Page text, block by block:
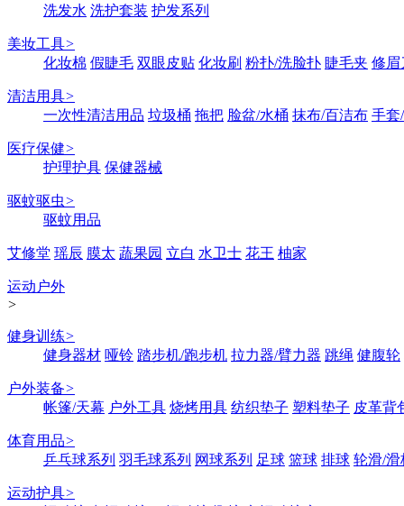
洗发水 洗护套装 护发系列
美妆工具>
化妆棉 假睫毛 双眼皮贴 化妆刷 粉扑/洗脸扑 睫毛夹 修眉
清洁用具>
一次性清洁用品 垃圾桶 拖把 脸盆/水桶 抹布/百洁布 手套
医疗保健>
护理护具 保健器械
驱蚊驱虫>
驱蚊用品
艾修堂 瑶辰 膜太 蔬果园 立白 水卫士 花王 柚家
运动户外
>
健身训练>
健身器材 哑铃 踏步机/跑步机 拉力器/臂力器 跳绳 健腹轮
户外装备>
帐篷/天幕 户外工具 烧烤用具 纺织垫子 塑料垫子 皮革背
体育用品>
乒乓球系列 羽毛球系列 网球系列 足球 篮球 排球 轮滑/滑
运动护具>